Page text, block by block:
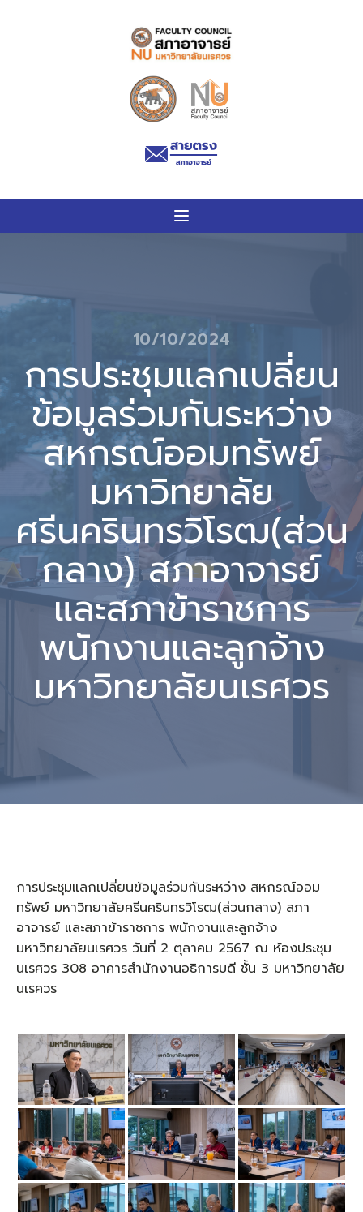
10/10/2024
การประชุมแลกเปลี่ยน
ข้อมูลร่วมกันระหว่าง
สหกรณ์ออมทรัพย์
มหาวิทยาลัย
ศรีนครินทรวิโรฒ(ส่วน
กลาง) สภาอาจารย์
และสภาข้าราชการ
พนักงานและลูกจ้าง
มหาวิทยาลัยนเรศวร
การประชุมแลกเปลี่ยนข้อมูลร่วมกันระหว่าง สหกรณ์ออม
ทรัพย์ มหาวิทยาลัยศรีนครินทรวิโรฒ(ส่วนกลาง) สภา
อาจารย์ และสภาข้าราชการ พนักงานและลูกจ้าง
มหาวิทยาลัยนเรศวร วันที่ 2 ตุลาคม 2567 ณ ห้องประชุม
นเรศวร 308 อาคารสำนักงานอธิการบดี ชั้น 3 มหาวิทยาลัย
นเรศวร